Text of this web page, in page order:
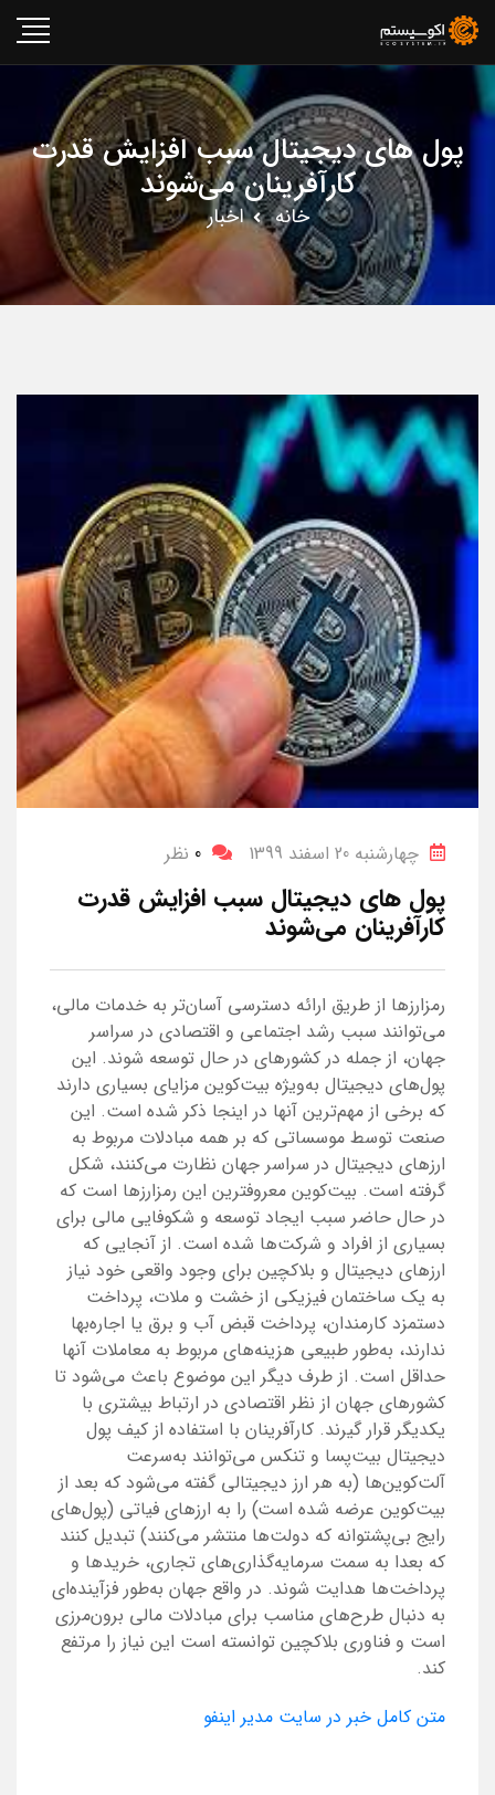
پول های دیجیتال سبب افزایش قدرت
کارآفرینان می‌شوند
خانه اخبار
چهارشنبه 20 اسفند 1399 0 نظر
پول های دیجیتال سبب افزایش قدرت
کارآفرینان می‌شوند
رمزارزها از طریق ارائه دسترسی آسان‌تر به خدمات مالی،
می‌توانند سبب رشد اجتماعی و اقتصادی در سراسر
جهان، از جمله در کشورهای در حال توسعه شوند. این
پول‌های دیجیتال به‌ویژه بیت‌کوین مزایای بسیاری دارند
که برخی از مهم‌ترین آنها در اینجا ذکر شده است. این
صنعت توسط موسساتی که بر همه مبادلات مربوط به
ارزهای دیجیتال در سراسر جهان نظارت می‌کنند، شکل
گرفته است. بیت‌کوین معروفترین این رمزارزها است که
در حال حاضر سبب ایجاد توسعه و شکوفایی مالی برای
بسیاری از افراد و شرکت‌ها شده است. از آنجایی که
ارزهای دیجیتال و بلاکچین برای وجود واقعی خود نیاز
به یک ساختمان فیزیکی از خشت و ملات، پرداخت
دستمزد کارمندان، پرداخت قبض آب و برق یا اجاره‌بها
ندارند، به‌طور طبیعی هزینه‌های مربوط به معاملات آنها
حداقل است. از طرف دیگر این موضوع باعث می‌شود تا
کشورهای جهان از نظر اقتصادی در ارتباط بیشتری با
یکدیگر قرار گیرند. کارآفرینان با استفاده از کیف پول
دیجیتال بیت‌پسا و تنکس می‌توانند به‌سرعت
آلت‌کوین‌ها (به هر ارز دیجیتالی گفته می‌شود که بعد از
بیت‌کوین عرضه شده است) را به ارزهای فیاتی (پول‌های
رایج بی‌پشتوانه که دولت‌ها منتشر می‌کنند) تبدیل کنند
که بعدا به سمت سرمایه‌گذاری‌های تجاری، خریدها و
پرداخت‌ها هدایت شوند. در واقع جهان به‌طور فزآینده‌ای
به دنبال طرح‌های مناسب برای مبادلات مالی برون‌مرزی
است و فناوری بلاکچین توانسته است این نیاز را مرتفع
کند.
متن کامل خبر در سایت مدیر اینفو